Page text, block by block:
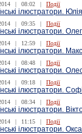
| 08:02 | Події
ілюстратори.
| 09:35 | Події
ілюстратори.
| 12:59 | Події
ілюстратори.
| 08:48 | Події
ілюстратори.
| 09:18 | Події
ілюстратори.
| 08:34 | Події
ілюстратори.
| 11:15 | Події
ілюстратори.